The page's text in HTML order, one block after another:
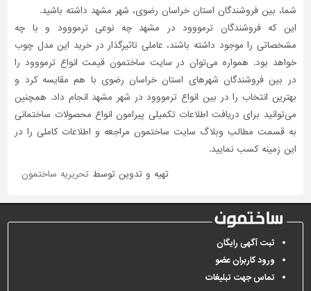
شما، بین فروشندگان استان خراسان رضوی، شهر مشهد داشته باشید.
این که فروشندگان ترمووود در مشهد چه نوعی ترمووود و با چه
مشخصاتی را موجود داشته باشند، عاملی تاثیر‌گذار در خرید این مدل چوب
خواهد بود. همواره می‌توان در سایت ساختمون قیمت انواع ترمووود را
در بین فروشندگان شهرهای استان خراسان رضوی با هم مقایسه کرد و
بهترین انتخاب را در بین انواع ترمووود در شهر مشهد انجام داد. همچنین
می‌توانید برای دریافت اطلاعات تکمیلی پیرامون انواع محصولات ساختمانی
به قسمت مطالب وبلاگ سایت ساختمون مراجعه و اطلاعات کاملی را در
این زمینه کسب نمایید.
تهیه و تدوین توسط تحریریه ساختمون
ثبت آگهی رایگان
ورود کاربران عضو
تماس جهت تبلیغات